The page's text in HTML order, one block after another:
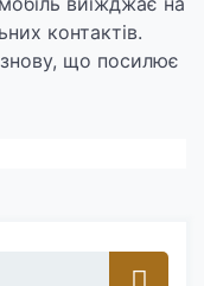
контактів.
що посилює